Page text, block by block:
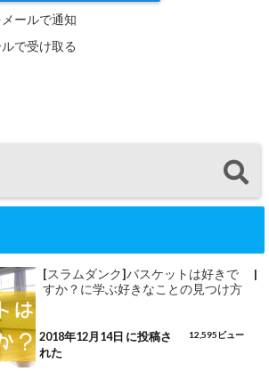
ールで通知
で受け取る
[スラムダンク]バスケットは好きで
すか？に学ぶ好きなことの見つけ方
12,595ビュー
|
2018年12月14日 に投稿さ
れた